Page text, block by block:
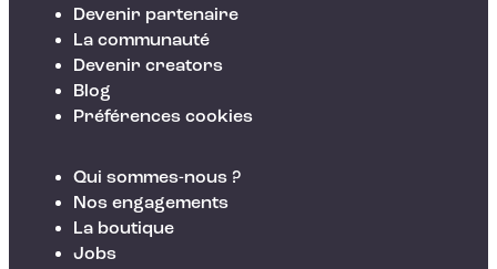
Devenir partenaire
La communauté
Devenir creators
Blog
Préférences cookies
Qui sommes-nous ?
Nos engagements
La boutique
Jobs